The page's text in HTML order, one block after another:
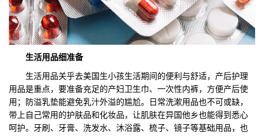
生活用品细准备
生活用品关乎去美国生小孩生活期间的便利与舒适，产后护理
用品是重点，要准备充足的产妇卫生巾、一次性内裤，方便产后使
用；防溢乳垫能避免乳汁外溢的尴尬。日常洗漱用品也不可或缺，
带上自己常用的护肤品和化妆品，让肌肤在异国他乡也能得到悉心
呵护。牙刷、牙膏、洗发水、沐浴露、梳子、镜子等基础用品，也